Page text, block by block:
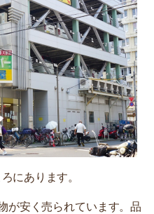
にあります。
が安く売られています。品